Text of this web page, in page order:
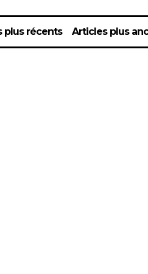
plus récents Articles plus